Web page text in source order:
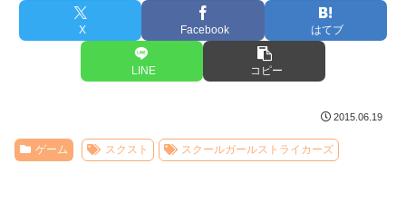
X Facebook はてブ
LINE コピー
2015.06.19
ゲーム スクスト スクールガールストライカーズ